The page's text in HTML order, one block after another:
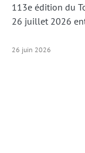
113e édition du
26 juillet 2026
26 juin 2026